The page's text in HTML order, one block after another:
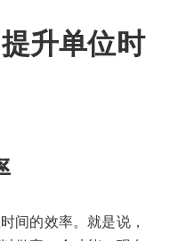
升单位时
间的效率。就是说，